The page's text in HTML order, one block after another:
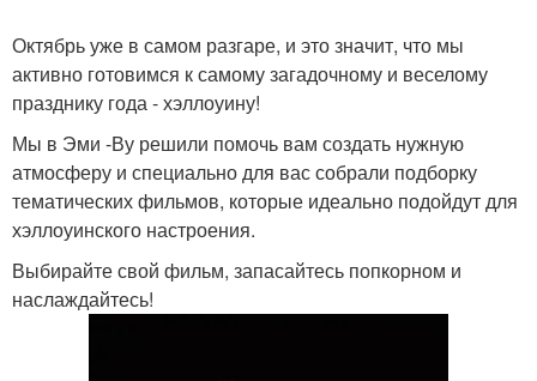
Октябрь уже в самом разгаре, и это значит, что мы
активно готовимся к самому загадочному и веселому
празднику года - хэллоуину!
Мы в Эми -Ву решили помочь вам создать нужную
атмосферу и специально для вас собрали подборку
тематических фильмов, которые идеально подойдут для
хэллоуинского настроения.
Выбирайте свой фильм, запасайтесь попкорном и
наслаждайтесь!